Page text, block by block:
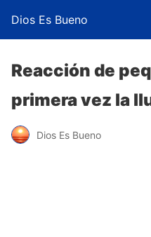
Dios Es Bueno
Reacción de
primera vez la
Dios Es Bueno